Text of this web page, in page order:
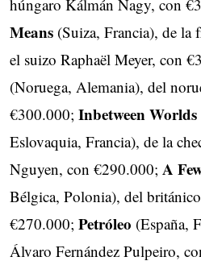
húngaro Kálmán Nagy, con
Means (Suiza, Francia), de la
el suizo Raphaël Meyer, con
(Noruega, Alemania), del
€300.000; Inbetween Worlds
Eslovaquia, Francia), de la
Nguyen, con €290.000; A
Bélgica, Polonia), del
€270.000; Petróleo (España,
Álvaro Fernández Pulpeiro,